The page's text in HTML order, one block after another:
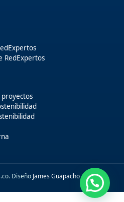
RedExpertos
Diseño James Guapacho